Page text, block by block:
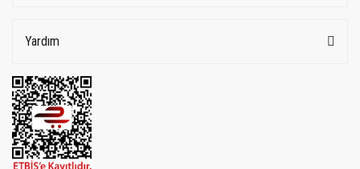
Yardım